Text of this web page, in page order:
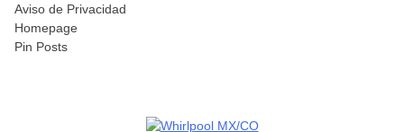
Aviso de Privacidad
Homepage
Pin Posts